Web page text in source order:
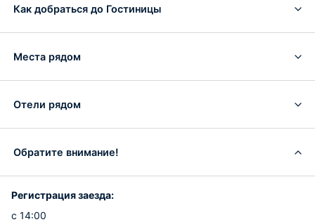
Как добраться до Гостиницы
Места рядом
Отели рядом
Обратите внимание!
Регистрация заезда:
с 14:00